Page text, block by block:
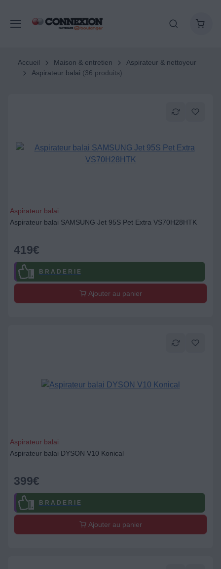
Accueil Maison & entretien
Aspirateur & nettoyeur
Aspirateur balai (36 produits)
Aspirateur balai
Aspirateur balai SAMSUNG Jet 95S Pet Extra VS70H28HTK
419€
B R A D E R I E
Ajouter au panier
Aspirateur balai
Aspirateur balai DYSON V10 Konical
399€
B R A D E R I E
Ajouter au panier